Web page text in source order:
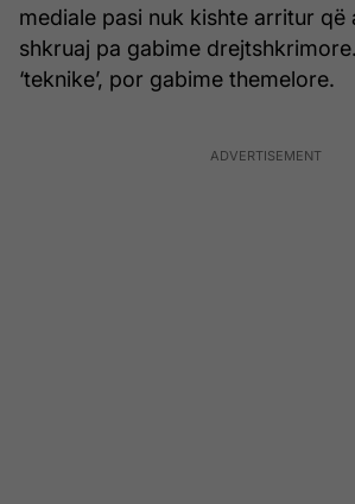
mediale pasi nuk kishte arritur që
shkruaj pa gabime
‘teknike’, por gabime themelore.